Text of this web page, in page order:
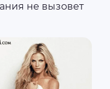
не вызовет